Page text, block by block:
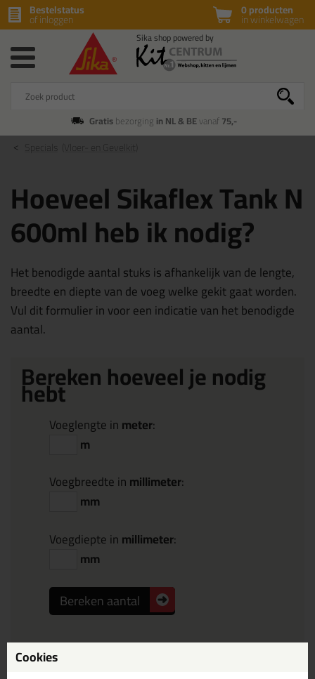
0 producten
in winkelwagen
Bestelstatus
of inloggen
Gratisbezorging in NL & BEvanaf75,-
Hoeveel Sikaflex Tank N
600ml heb ik nodig?
Het benodigde aantal stuks is afhankelijk van de lengte,
breedte en diepte van de voeg welke gekit gaat worden.
Vul dit formulier in voor een indicatie van het benodigde
aantal.
Bereken hoeveel je nodig
hebt
Voeglengte inmeter:
m
Voegbreedte inmillimeter:
mm
Voegdiepte inmillimeter:
mm
Bereken aantal
Cookies